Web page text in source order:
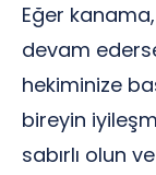
Eğer
devam
hekiminize
bireyin
sabırlı olun